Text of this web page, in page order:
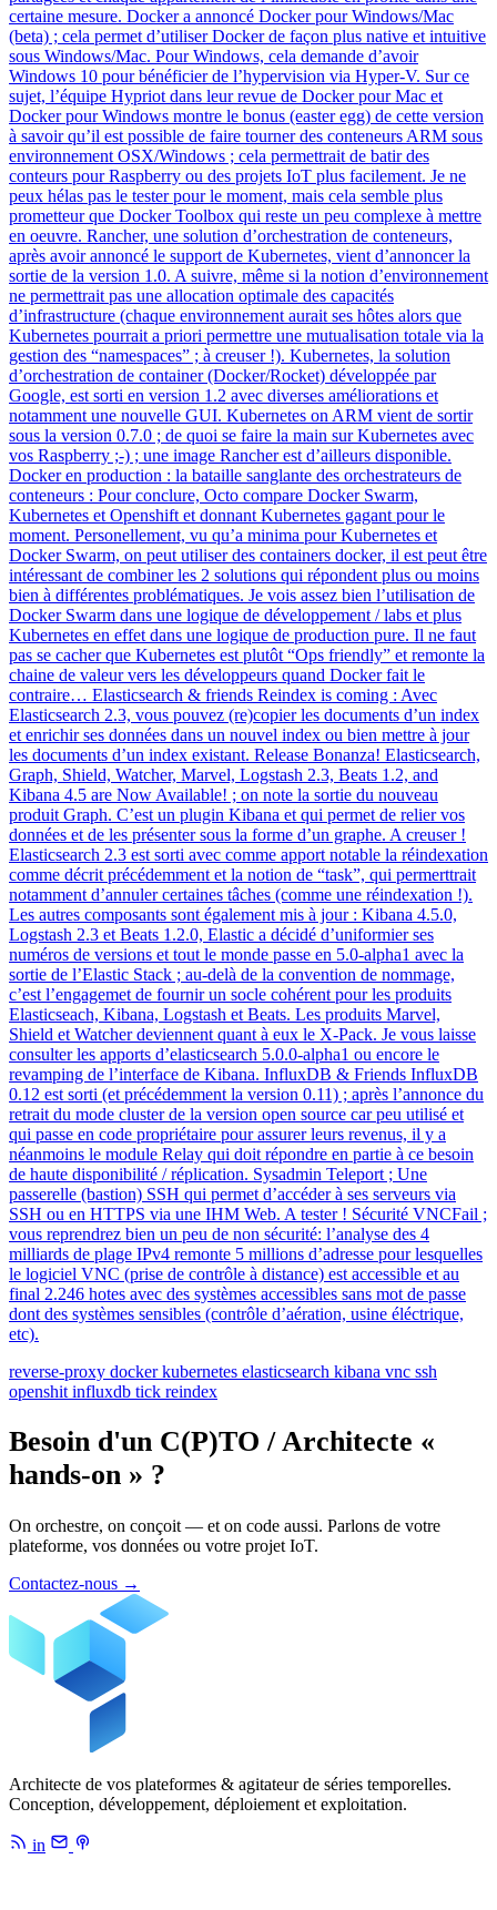
certaine mesure. Docker a annoncé Docker pour Windows/Mac
(beta) ; cela permet d’utiliser Docker de façon plus native et intuitive
sous Windows/Mac. Pour Windows, cela demande d’avoir
Windows 10 pour bénéficier de l’hypervision via Hyper-V. Sur ce
sujet, l’équipe Hypriot dans leur revue de Docker pour Mac et
Docker pour Windows montre le bonus (easter egg) de cette version
à savoir qu’il est possible de faire tourner des conteneurs ARM sous
environnement OSX/Windows ; cela permettrait de batir des
conteurs pour Raspberry ou des projets IoT plus facilement. Je ne
peux hélas pas le tester pour le moment, mais cela semble plus
prometteur que Docker Toolbox qui reste un peu complexe à mettre
en oeuvre. Rancher, une solution d’orchestration de conteneurs,
après avoir annoncé le support de Kubernetes, vient d’annoncer la
sortie de la version 1.0. A suivre, même si la notion d’environnement
ne permettrait pas une allocation optimale des capacités
d’infrastructure (chaque environnement aurait ses hôtes alors que
Kubernetes pourrait a priori permettre une mutualisation totale via la
gestion des “namespaces” ; à creuser !). Kubernetes, la solution
d’orchestration de container (Docker/Rocket) développée par
Google, est sorti en version 1.2 avec diverses améliorations et
notamment une nouvelle GUI. Kubernetes on ARM vient de sortir
sous la version 0.7.0 ; de quoi se faire la main sur Kubernetes avec
vos Raspberry ;-) ; une image Rancher est d’ailleurs disponible.
Docker en production : la bataille sanglante des orchestrateurs de
conteneurs : Pour conclure, Octo compare Docker Swarm,
Kubernetes et Openshift et donnant Kubernetes gagant pour le
moment. Personellement, vu qu’a minima pour Kubernetes et
Docker Swarm, on peut utiliser des containers docker, il est peut être
intéressant de combiner les 2 solutions qui répondent plus ou moins
bien à différentes problématiques. Je vois assez bien l’utilisation de
Docker Swarm dans une logique de développement / labs et plus
Kubernetes en effet dans une logique de production pure. Il ne faut
pas se cacher que Kubernetes est plutôt “Ops friendly” et remonte la
chaine de valeur vers les développeurs quand Docker fait le
contraire… Elasticsearch & friends Reindex is coming : Avec
Elasticsearch 2.3, vous pouvez (re)copier les documents d’un index
et enrichir ses données dans un nouvel index ou bien mettre à jour
les documents d’un index existant. Release Bonanza! Elasticsearch,
Graph, Shield, Watcher, Marvel, Logstash 2.3, Beats 1.2, and
Kibana 4.5 are Now Available! ; on note la sortie du nouveau
produit Graph. C’est un plugin Kibana et qui permet de relier vos
données et de les présenter sous la forme d’un graphe. A creuser !
Elasticsearch 2.3 est sorti avec comme apport notable la réindexation
comme décrit précédemment et la notion de “task”, qui permerttrait
notamment d’annuler certaines tâches (comme une réindexation !).
Les autres composants sont également mis à jour : Kibana 4.5.0,
Logstash 2.3 et Beats 1.2.0, Elastic a décidé d’uniformier ses
numéros de versions et tout le monde passe en 5.0-alpha1 avec la
sortie de l’Elastic Stack ; au-delà de la convention de nommage,
c’est l’engagemet de fournir un socle cohérent pour les produits
Elasticseach, Kibana, Logstash et Beats. Les produits Marvel,
Shield et Watcher deviennent quant à eux le X-Pack. Je vous laisse
consulter les apports d’elasticsearch 5.0.0-alpha1 ou encore le
revamping de l’interface de Kibana. InfluxDB & Friends InfluxDB
0.12 est sorti (et précédemment la version 0.11) ; après l’annonce du
retrait du mode cluster de la version open source car peu utilisé et
qui passe en code propriétaire pour assurer leurs revenus, il y a
néanmoins le module Relay qui doit répondre en partie à ce besoin
de haute disponibilité / réplication. Sysadmin Teleport ; Une
passerelle (bastion) SSH qui permet d’accéder à ses serveurs via
SSH ou en HTTPS via une IHM Web. A tester ! Sécurité VNCFail ;
vous reprendrez bien un peu de non sécurité: l’analyse des 4
milliards de plage IPv4 remonte 5 millions d’adresse pour lesquelles
le logiciel VNC (prise de contrôle à distance) est accessible et au
final 2.246 hotes avec des systèmes accessibles sans mot de passe
dont des systèmes sensibles (contrôle d’aération, usine éléctrique,
etc).
reverse-proxy docker kubernetes elasticsearch kibana vnc ssh
openshit influxdb tick reindex
Besoin d'un C(P)TO / Architecte «
hands-on » ?
On orchestre, on conçoit — et on code aussi. Parlons de votre
plateforme, vos données ou votre projet IoT.
Contactez-nous →
Architecte de vos plateformes & agitateur de séries temporelles.
Conception, développement, déploiement et exploitation.
in